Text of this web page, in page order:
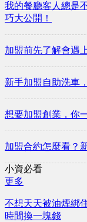
我的餐廳客人總是
巧大公開！
加盟前先了解會遇
新手加盟自助洗車
想要加盟創業，你
加盟合約怎麼看？
小資必看
更多
不想天天被油煙綁
時間換一塊錢